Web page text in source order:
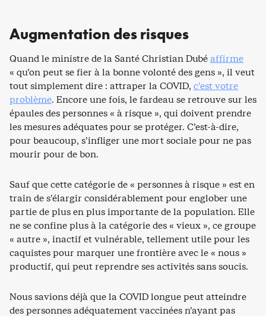
Augmentation des risques
Quand le ministre de la Santé Christian Dubéaffirme
« qu’on peut se fier à la bonne volonté des gens », il veut
tout simplement dire : attraper la COVID, c’est votre
problème. Encore une fois, le fardeau se retrouve sur les
épaules des personnes « à risque », qui doivent prendre
les mesures adéquates pour se protéger. C’est-à-dire,
pour beaucoup, s’infliger une mort sociale pour ne pas
mourir pour de bon.
Sauf que cette catégorie de « personnes à risque » est en
train de s’élargir considérablement pour englober une
partie de plus en plus importante de la population. Elle
ne se confine plus à la catégorie des « vieux », ce groupe
« autre », inactif et vulnérable, tellement utile pour les
caquistes pour marquer une frontière avec le « nous »
productif, qui peut reprendre ses activités sans soucis.
Nous savions déjà que la COVID longue peut atteindre
des personnes adéquatement vaccinées n’ayant pas